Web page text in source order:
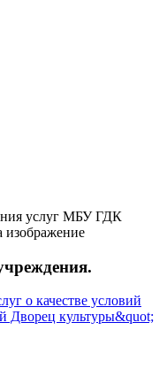
услуг МБУ ГДК
изображение